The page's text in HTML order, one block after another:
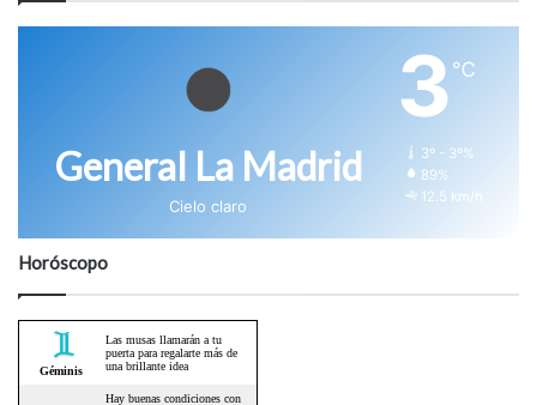
General La Madrid
Cielo claro
3 ℃
3º - 3º%
89%
12.5 km/h
Horóscopo